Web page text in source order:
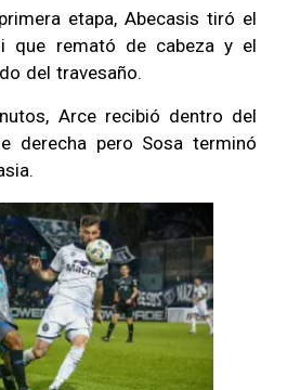
etapa, Abecasis tiró el
que remató de cabeza y el
del travesaño.
Arce recibió dentro del
derecha pero Sosa terminó